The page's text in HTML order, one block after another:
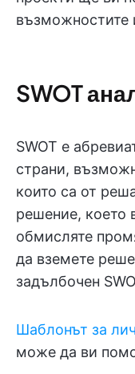
възможностите
SWOT
SWOT е
страни,
които са от
решение, което
обмисляте
да вземете
задълбочен
Шаблонът за
може да ви